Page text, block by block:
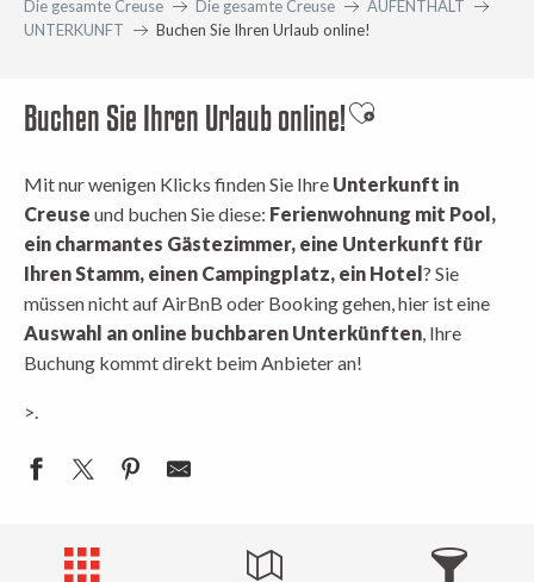
Die gesamte Creuse Die gesamte Creuse
AUFENTHALT
UNTERKUNFT
Buchen Sie Ihren Urlaub online!
Buchen Sie Ihren Urlaub online!Ajouter aux
Mit nur wenigen Klicks finden Sie Ihre Unterkunft in
Creuse und buchen Sie diese: Ferienwohnung mit Pool,
ein charmantes Gästezimmer, eine Unterkunft für
Ihren Stamm, einen Campingplatz, ein Hotel ? Sie
müssen nicht auf AirBnB oder Booking gehen, hier ist eine
Auswahl an online buchbaren Unterkünften, Ihre
Buchung kommt direkt beim Anbieter an!
>.